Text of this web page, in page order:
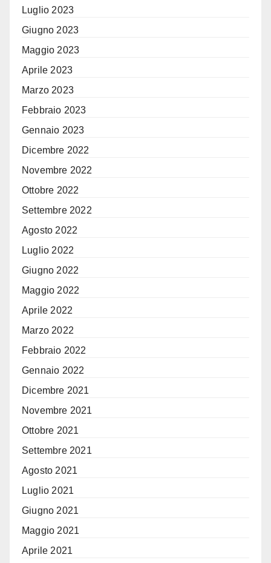
Luglio 2023
Giugno 2023
Maggio 2023
Aprile 2023
Marzo 2023
Febbraio 2023
Gennaio 2023
Dicembre 2022
Novembre 2022
Ottobre 2022
Settembre 2022
Agosto 2022
Luglio 2022
Giugno 2022
Maggio 2022
Aprile 2022
Marzo 2022
Febbraio 2022
Gennaio 2022
Dicembre 2021
Novembre 2021
Ottobre 2021
Settembre 2021
Agosto 2021
Luglio 2021
Giugno 2021
Maggio 2021
Aprile 2021